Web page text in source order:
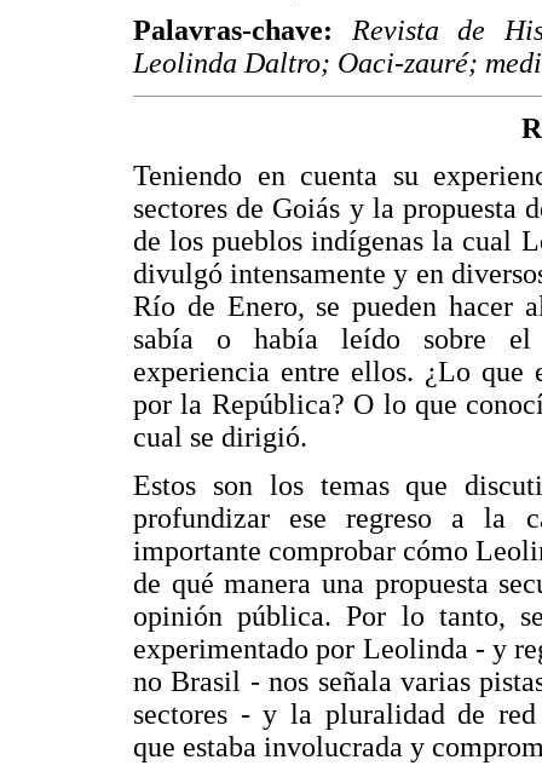
Palavras-chave: Revista de
Leolinda Daltro; Oaci-zauré;
Teniendo en cuenta su
sectores de Goiás y la propuesta
de los pueblos indígenas la cual
divulgó intensamente y en
Río de Enero, se pueden hacer
sabía o había leído sobre
experiencia entre ellos. ¿Lo
por la República? O lo que
cual se dirigió.
Estos son los temas que
profundizar ese regreso a la
importante comprobar cómo
de qué manera una propuesta
opinión pública. Por lo tanto,
experimentado por Leolinda - y
no Brasil - nos señala varias
sectores - y la pluralidad de
que estaba involucrada y